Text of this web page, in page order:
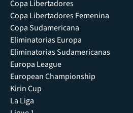
Copa Libertadores
Copa Libertadores Femenina
Copa Sudamericana
Eliminatorias Europa
Eliminatorias Sudamericanas
Europa League
European Championship
Kirin Cup
La Liga